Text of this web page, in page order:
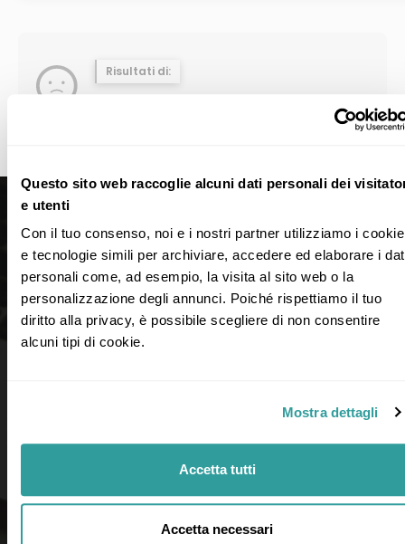
Questo sito web raccoglie alcuni dati personali dei
e utenti
Con il tuo consenso, noi e i nostri partner utilizziamo i cookie
e tecnologie simili per archiviare, accedere ed elaborare i
personali come, ad esempio, la visita al sito web o la
personalizzazione degli annunci. Poiché rispettiamo il tuo
diritto alla privacy, è possibile scegliere di non consentire
alcuni tipi di cookie.
Mostra dettagli
Accetta tutti
Accetta necessari
Risultati di:
Con questo criterio non è stata trovata
Documenti importanti
Iscriviti alla newsletter